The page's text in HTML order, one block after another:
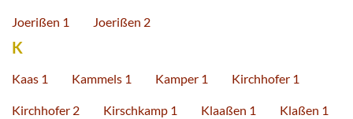
Joerißen 1 Joerißen 2
K
Kaas 1 Kammels 1 Kamper 1 Kirchhofer 1
Kirchhofer 2 Kirschkamp 1 Klaaßen 1 Klaßen 1